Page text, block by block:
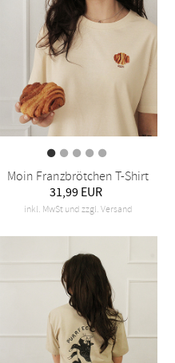
Moin Franzbrötchen T-Shirt
31,99 EUR
inkl. MwSt und zzgl. Versand